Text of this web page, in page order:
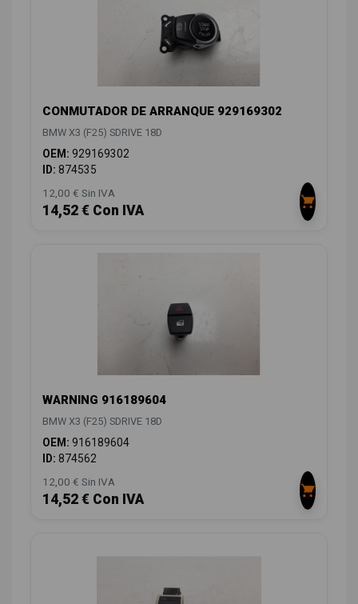
CONMUTADOR DE ARRANQUE 929169302
BMW X3 (F25) SDRIVE 18D
OEM: 929169302
ID: 874535
12,00 € Sin IVA
14,52 € Con IVA
WARNING 916189604
BMW X3 (F25) SDRIVE 18D
OEM: 916189604
ID: 874562
12,00 € Sin IVA
14,52 € Con IVA